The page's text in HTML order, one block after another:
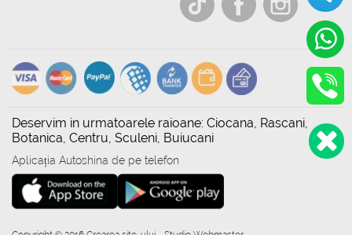
Deservim in urmatoarele raioane: Ciocana, Rascani,
Botanica, Centru, Sculeni, Buiucani
Aplicația Autoshina de pe telefon